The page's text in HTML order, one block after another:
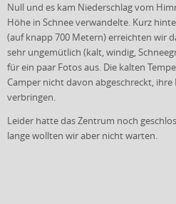
Null und es kam Niederschlag vom
Höhe in Schnee verwandelte. Kurz
(auf knapp 700 Metern) erreichten wir
sehr ungemütlich (kalt, windig,
für ein paar Fotos aus. Die kalten
Camper nicht davon abgeschreckt,
verbringen.
Leider hatte das Zentrum noch
lange wollten wir aber nicht warten.